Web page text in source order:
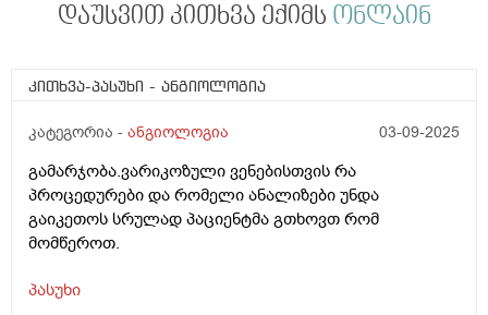
დაუსვით კითხვა ექიმს ონლაინ
კითხვა-პასუხი - ანგიოლოგია
კატეგორია - ანგიოლოგია 03-09-2025
გამარჯობა.ვარიკოზული ვენებისთვის რა
პროცედურები და რომელი ანალიზები უნდა
გაიკეთოს სრულად პაციენტმა გთხოვთ რომ
მომწეროთ.
პასუხი